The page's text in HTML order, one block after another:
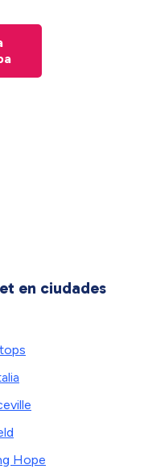
en ciudades
Hope